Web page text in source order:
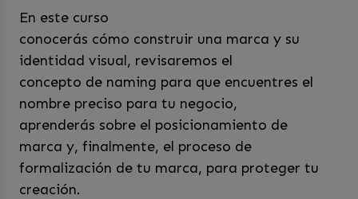
En este curso
conocerás cómo construir una marca y su
identidad visual, revisaremos el
concepto de naming para que encuentres el
nombre preciso para tu negocio,
aprenderás sobre el posicionamiento de
marca y, finalmente, el proceso de
formalización de tu marca, para proteger tu
creación.